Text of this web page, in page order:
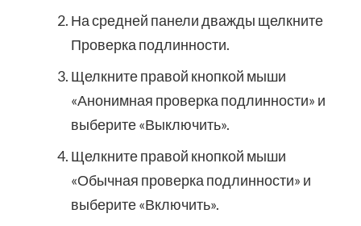
На средней панели дважды щелкните
Проверка подлинности.
Щелкните правой кнопкой мыши
«Анонимная проверка подлинности» и
выберите «Выключить».
Щелкните правой кнопкой мыши
«Обычная проверка подлинности» и
выберите «Включить».